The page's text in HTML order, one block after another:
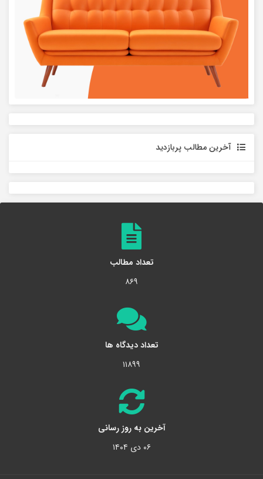
آخرین مطالب پربازدید
تعداد مطالب
۸۶۹
تعداد دیدگاه ها
۱۱۸۹۹
آخرین به روز رسانی
۰۶ دی ۱۴۰۴